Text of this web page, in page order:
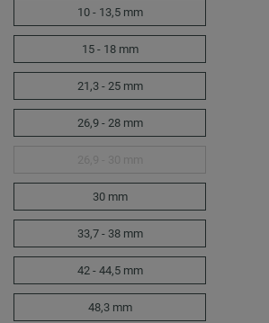
10 - 13,5 mm
15 - 18 mm
21,3 - 25 mm
26,9 - 28 mm
30 mm
33,7 - 38 mm
42 - 44,5 mm
48,3 mm